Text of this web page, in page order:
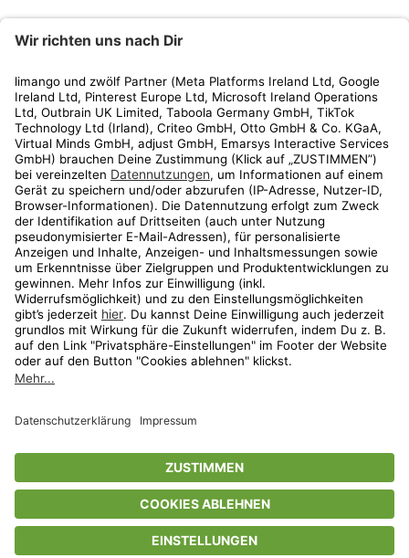
Kundenservice
Shop
Aktionen
Travel
* Streichpreise entsprechen der unverbindlichen Preisempfehlung des
Herstellers. Prozentangaben beziehen sich auf den Streichpreis.
Freunde-Aktionen findest Du unterwww.limango.de/einladen
ᵇ Gilt nur für von limango versandte Ware (nicht für von Partnern versandte